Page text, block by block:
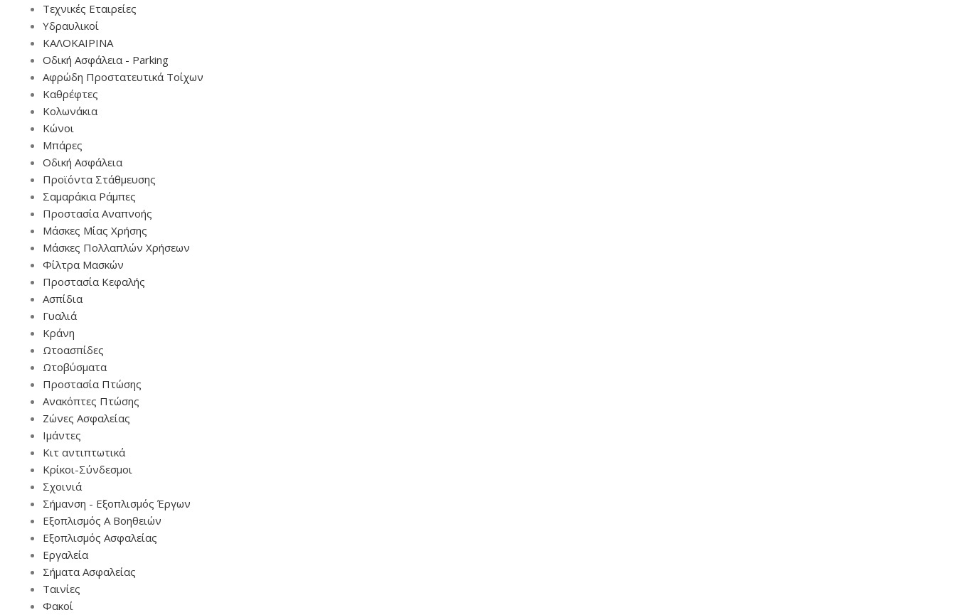
Τεχνικές Εταιρείες
Υδραυλικοί
ΚΑΛΟΚΑΙΡΙΝΑ
Οδική Ασφάλεια - Parking
Αφρώδη Προστατευτικά Τοίχων
Καθρέφτες
Κολωνάκια
Κώνοι
Μπάρες
Οδική Ασφάλεια
Προϊόντα Στάθμευσης
Σαμαράκια Ράμπες
Προστασία Αναπνοής
Μάσκες Μίας Χρήσης
Μάσκες Πολλαπλών Χρήσεων
Φίλτρα Μασκών
Προστασία Κεφαλής
Ασπίδια
Γυαλιά
Κράνη
Ωτοασπίδες
Ωτοβύσματα
Προστασία Πτώσης
Ανακόπτες Πτώσης
Ζώνες Ασφαλείας
Ιμάντες
Κιτ αντιπτωτικά
Κρίκοι-Σύνδεσμοι
Σχοινιά
Σήμανση - Εξοπλισμός Έργων
Εξοπλισμός Α Βοηθειών
Εξοπλισμός Ασφαλείας
Εργαλεία
Σήματα Ασφαλείας
Ταινίες
Φακοί